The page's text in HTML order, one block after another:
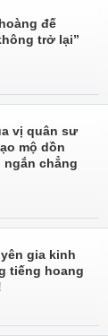
đế
trở lại”
vị quân sư
mộ dồn
ngắn chẳng
gia kinh
tiếng hoang